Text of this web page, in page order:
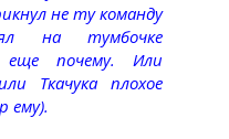
не ту команду
на тумбочке
почему. Или
Ткачука плохое
ему).